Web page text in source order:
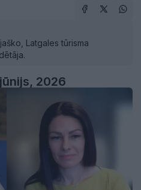
Latgales tūrisma
2026